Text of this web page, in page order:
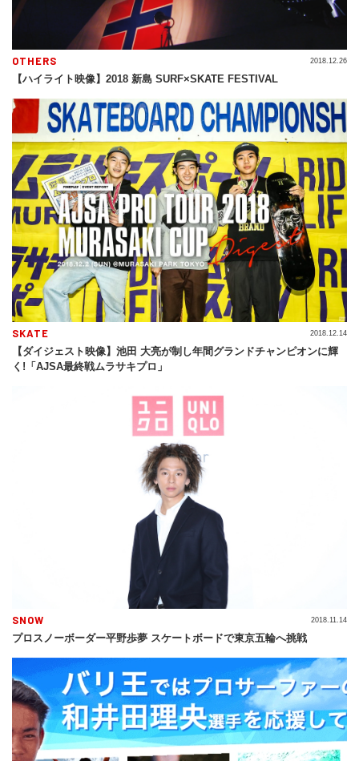
OTHERS
【ハイライト映像】2018 新島 SURF×SKATE FESTIVAL
2018.12.26
SKATE
【ダイジェスト映像】池田 大亮が制し年間グランドチャンピオンに輝
く!「AJSA最終戦ムラサキプロ」
2018.12.14
SNOW
プロスノーボーダー平野歩夢 スケートボードで東京五輪へ挑戦
2018.11.14